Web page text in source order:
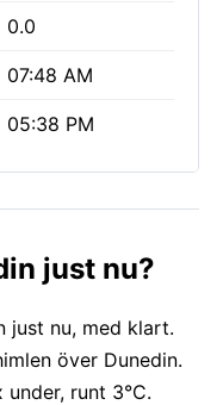
0.0
07:48 AM
05:38 PM
just nu?
just nu, med klart.
över Dunedin.
runt 3°C.